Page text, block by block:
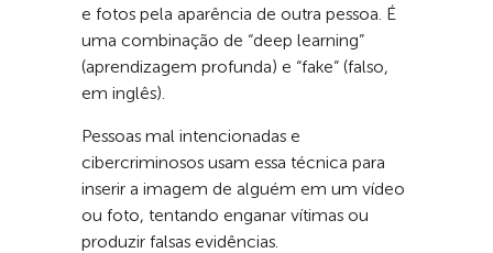
e fotos pela aparência de outra pessoa. É
uma combinação de “deep learning”
(aprendizagem profunda) e “fake” (falso,
em inglês).
Pessoas mal intencionadas e
cibercriminosos usam essa técnica para
inserir a imagem de alguém em um vídeo
ou foto, tentando enganar vítimas ou
produzir falsas evidências.